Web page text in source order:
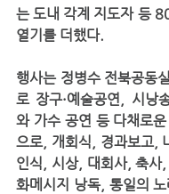
는 도내 각계 지도자 등
열기를 더했다.
행사는 정병수 전북공동
로 장구·예술공연, 시낭
와 가수 공연 등 다채로
으로, 개회식, 경과보고,
인식, 시상, 대회사, 축사
화메시지 낭독, 통일의